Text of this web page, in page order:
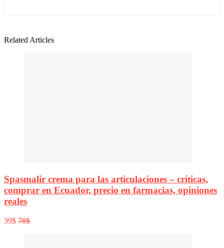
Related Articles
Spasmalir crema para las articulaciones – críticas,
comprar en Ecuador, precio en farmacias, opiniones
reales
39$ 78$